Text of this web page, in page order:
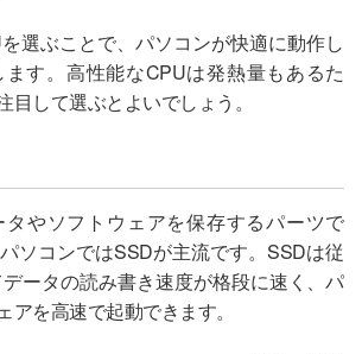
選ぶことで、パソコンが快適に動作し
す。高性能なCPUは発熱量もあるた
目して選ぶとよいでしょう。
やソフトウェアを保存するパーツで
ソコンではSSDが主流です。SSDは従
ータの読み書き速度が格段に速く、パ
アを高速で起動できます。